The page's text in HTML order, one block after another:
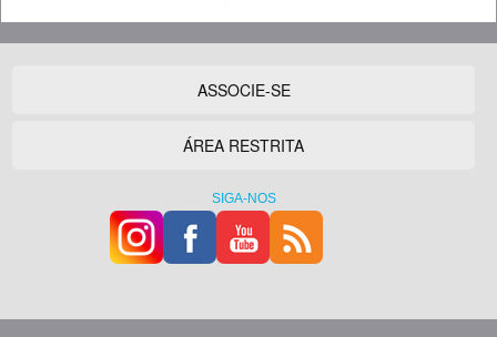
ASSOCIE-SE
ÁREA RESTRITA
SIGA-NOS